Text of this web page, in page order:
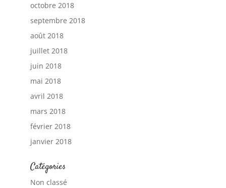
octobre 2018
septembre 2018
août 2018
juillet 2018
juin 2018
mai 2018
avril 2018
mars 2018
février 2018
janvier 2018
Catégories
Non classé